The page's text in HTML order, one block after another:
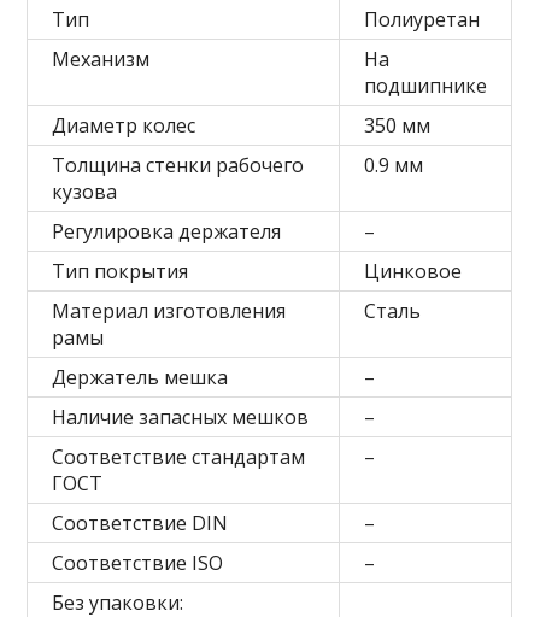
Тип
Полиуретан
Механизм
На
подшипнике
Диаметр колес
350 мм
Толщина стенки рабочего
кузова
0.9 мм
Регулировка держателя
–
Тип покрытия
Цинковое
Материал изготовления
рамы
Сталь
Держатель мешка
–
Наличие запасных мешков
–
Соответствие стандартам
ГОСТ
–
Соответствие DIN
–
Соответствие ISO
–
Без упаковки: